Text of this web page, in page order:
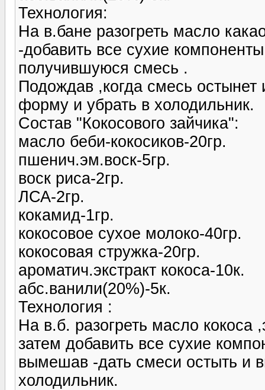
Технология:
На в.бане разогреть масло
-добавить все сухие
получившуюся смесь .
Подождав ,когда смесь остынет
форму и убрать в холодильник.
Состав "Кокосового зайчика":
масло беби-кокосиков-20гр.
пшенич.эм.воск-5гр.
воск риса-2гр.
ЛСА-2гр.
кокамид-1гр.
кокосовое сухое молоко-40гр.
кокосовая стружка-20гр.
ароматич.экстракт кокоса-10к.
абс.ванили(20%)-5к.
Технология :
На в.б. разогреть масло
затем добавить все сухие
вымешав -дать смеси остыть и
холодильник.